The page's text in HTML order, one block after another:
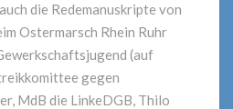
die Redemanuskripte von
Ostermarsch Rhein Ruhr
(auf
gegen
MdB die LinkeDGB, Thilo